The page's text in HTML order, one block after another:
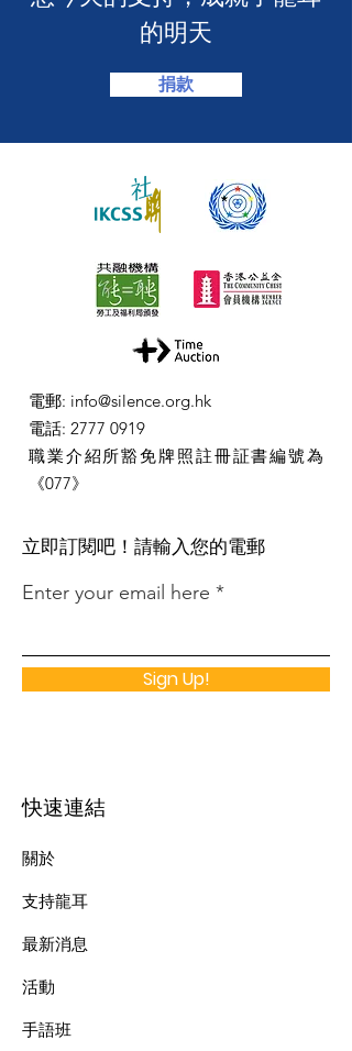
的明天
捐款
電郵: info@silence.org.hk
電話: 2777 0919
職業介紹所豁免牌照註冊証書編號為
《077》
​立即訂閱吧！請輸入您的電郵
Enter your email here
Sign Up!
快速連結
關於
支持龍耳
最新消息
​活動
手語班